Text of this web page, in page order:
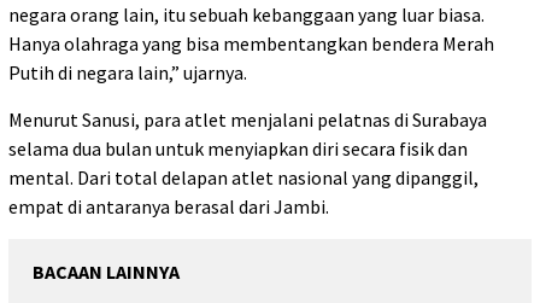
negara orang lain, itu sebuah kebanggaan yang luar biasa.
Hanya olahraga yang bisa membentangkan bendera Merah
Putih di negara lain,” ujarnya.
Menurut Sanusi, para atlet menjalani pelatnas di Surabaya
selama dua bulan untuk menyiapkan diri secara fisik dan
mental. Dari total delapan atlet nasional yang dipanggil,
empat di antaranya berasal dari Jambi.
BACAAN LAINNYA